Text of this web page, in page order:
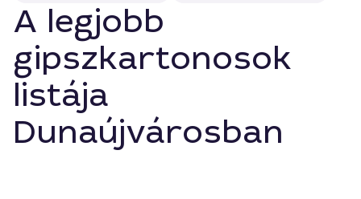
A legjobb
gipszkartonosok
listája
Dunaújvárosban